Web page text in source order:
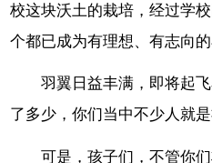
校这块沃土的栽培，经过学
个都已成为有理想、有志向的
羽翼日益丰满，即将起
了多少，你们当中不少人就
可是，孩子们，不管你